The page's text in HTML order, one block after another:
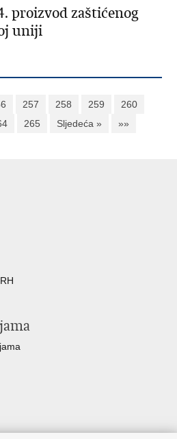
proizvod zaštićenog
uniji
257 258 259
260
265 Sljedeća » »»